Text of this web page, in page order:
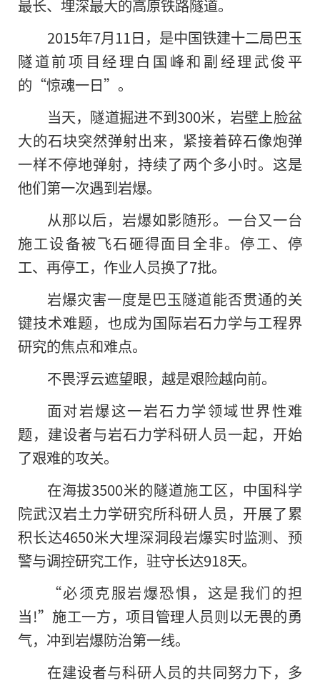
最长、埋深最大的高原铁路隧道。
2015年7月11日，是中国铁建十二局巴玉
隧道前项目经理白国峰和副经理武俊平
的“惊魂一日”。
当天，隧道掘进不到300米，岩壁上脸盆
大的石块突然弹射出来，紧接着碎石像炮弹
一样不停地弹射，持续了两个多小时。这是
他们第一次遇到岩爆。
从那以后，岩爆如影随形。一台又一台
施工设备被飞石砸得面目全非。停工、停
工、再停工，作业人员换了7批。
岩爆灾害一度是巴玉隧道能否贯通的关
键技术难题，也成为国际岩石力学与工程界
研究的焦点和难点。
不畏浮云遮望眼，越是艰险越向前。
面对岩爆这一岩石力学领域世界性难
题，建设者与岩石力学科研人员一起，开始
了艰难的攻关。
在海拔3500米的隧道施工区，中国科学
院武汉岩土力学研究所科研人员，开展了累
积长达4650米大埋深洞段岩爆实时监测、预
警与调控研究工作，驻守长达918天。
“必须克服岩爆恐惧，这是我们的担
当!”施工一方，项目管理人员则以无畏的勇
气，冲到岩爆防治第一线。
在建设者与科研人员的共同努力下，多